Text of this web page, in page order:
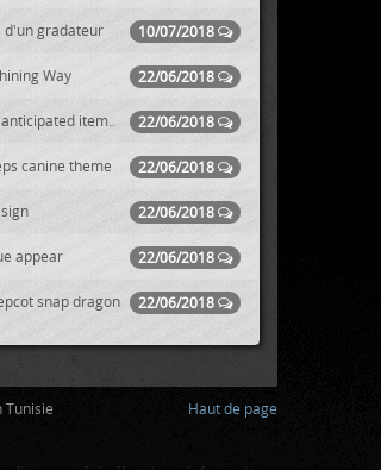
10/07/2018
d'un gradateur
22/06/2018
Way
22/06/2018
item..
22/06/2018
canine theme
22/06/2018
22/06/2018
appear
22/06/2018
snap dragon
Haut de page
Tunisie